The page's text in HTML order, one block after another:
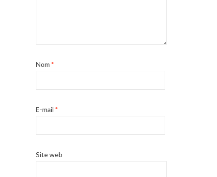
Nom *
E-mail *
Site web